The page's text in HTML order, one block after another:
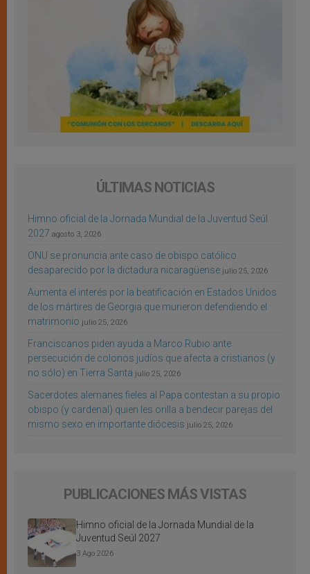
ÚLTIMAS NOTICIAS
Himno oficial de la Jornada Mundial de la Juventud Seúl
2027 agosto 3, 2026
ONU se pronuncia ante caso de obispo católico
desaparecido por la dictadura nicaragüense julio 25, 2026
Aumenta el interés por la beatificación en Estados Unidos
de los mártires de Georgia que murieron defendiendo el
matrimonio julio 25, 2026
Franciscanos piden ayuda a Marco Rubio ante
persecución de colonos judíos que afecta a cristianos (y
no sólo) en Tierra Santa julio 25, 2026
Sacerdotes alemanes fieles al Papa contestan a su propio
obispo (y cardenal) quien les orilla a bendecir parejas del
mismo sexo en importante diócesis julio 25, 2026
PUBLICACIONES MÁS VISTAS
Himno oficial de la Jornada Mundial de la
Juventud Seúl 2027
3 Ago 2026